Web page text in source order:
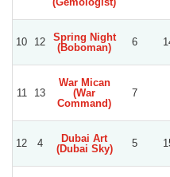
10 12
Spring Night
(Boboman)
6
11 13
War Mican
(War
Command)
7
12 4
Dubai Art
(Dubai Sky)
5